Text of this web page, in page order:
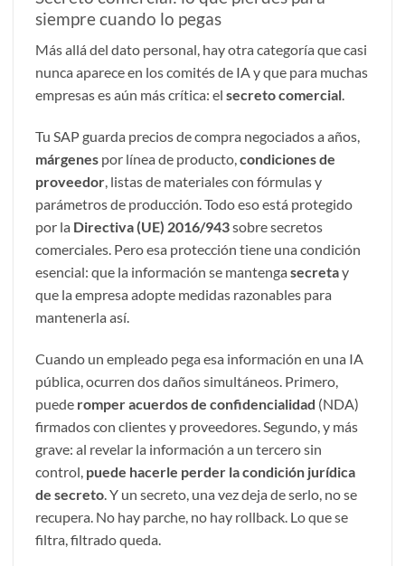
siempre cuando lo pegas
Más allá del dato personal, hay otra categoría que casi
nunca aparece en los comités de IA y que para muchas
empresas es aún más crítica: el secreto comercial.
Tu SAPguarda precios de compra negociados a años,
márgenes por línea de producto,condiciones de
proveedor, listas de materiales con fórmulas y
parámetros de producción. Todo eso está protegido
por la Directiva (UE) 2016/943sobre secretos
comerciales. Pero esa protección tiene una condición
esencial: que la información se mantenga secretay
que la empresa adopte medidas razonables para
mantenerla así.
Cuando un empleado pega esa información en una IA
pública, ocurren dos daños simultáneos. Primero,
puede romper acuerdos de confidencialidad (NDA)
firmados con clientes y proveedores. Segundo, y más
grave: al revelar la información a un tercero sin
control, puede hacerle perder la condición jurídica
de secreto . Y un secreto, una vez deja de serlo, no se
recupera. No hay parche, no hay rollback. Lo que se
filtra, filtrado queda.